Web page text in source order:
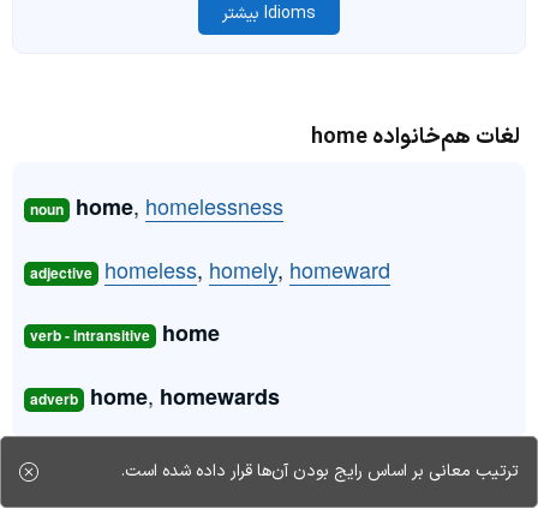
Idioms بیشتر
لغات هم‌خانواده home
noun home, homelessness
adjective homeless, homely, homeward
verb - intransitive home
adverb home, homewards
ترتیب معانی بر اساس رایج بودن آن‌ها قرار داده شده است.